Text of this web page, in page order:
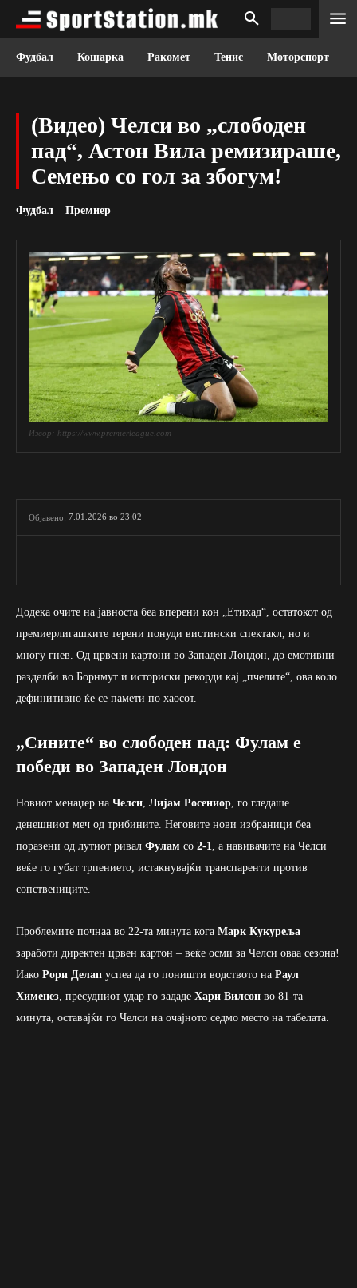
Фудбал Кошарка Ракомет Тенис Моторспорт
(Видео) Челси во „слободен
пад“, Астон Вила ремизираше,
Семењо со гол за збогум!
Фудбал Премиер
Извор: https://www.premierleague.com
Објавено: 7.01.2026 во 23:02
Додека очите на јавноста беа вперени кон „Етихад“, остатокот од
премиерлигашките терени понуди вистински спектакл, но и
многу гнев. Од црвени картони во Западен Лондон, до емотивни
разделби во Борнмут и историски рекорди кај „пчелите“, ова коло
дефинитивно ќе се памети по хаосот.
„Сините“ во слободен пад: Фулам е
победи во Западен Лондон
Новиот менаџер на Челси Лијам Росениор , го гледаше
денешниот меч од трибините. Неговите нови избраници беа
поразени од лутиот ривал Фулам со 2-1
, а навивачите на Челси
веќе го губат трпението, истакнувајќи транспаренти против
сопствениците.
Проблемите почнаа во 22-та минута кога Марк Кукуреља
заработи директен црвен картон – веќе осми за Челси оваа сезона!
Иако Рори Делап успеа да го поништи водството на Раул
Хименез , пресудниот удар го зададе Хари Вилсон во 81-та
минута, оставајќи го Челси на очајното седмо место на табелата.